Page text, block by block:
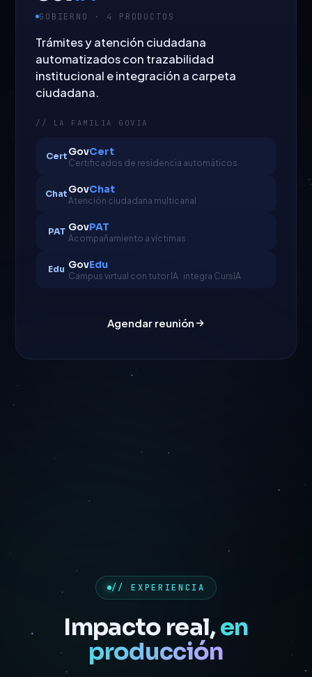
GOBIERNO · 4 PRODUCTOS
Trámites y atención ciudadana
automatizados con trazabilidad
institucional e integración a carpeta
ciudadana.
// LA FAMILIA GOVIA
CertGovCert
Certificados de residencia automáticos
ChatGovChat
Atención ciudadana multicanal
PAT GovPAT
Acompañamiento a víctimas
Edu GovEdu
Campus virtual con tutor IA · integra CursIA
Agendar reunión
// EXPERIENCIA
Impacto real,en
producción